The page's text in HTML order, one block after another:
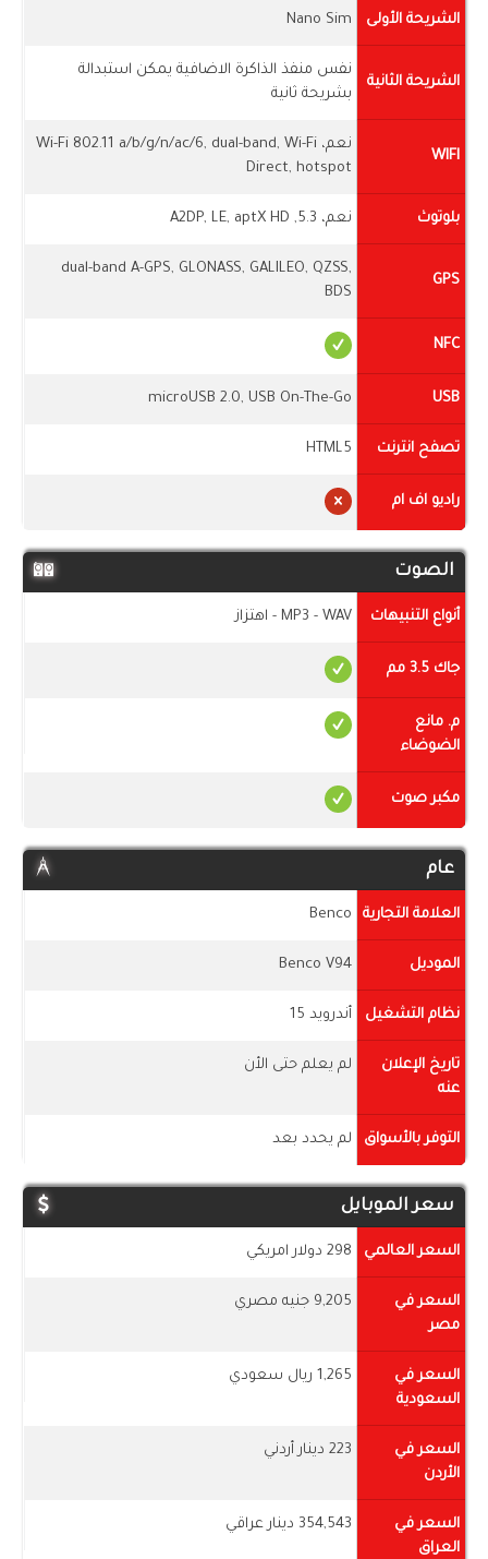
الشريحة الأولى Nano Sim
الشريحة الثانية
نفس منفذ الذاكرة الاضافية يمكن استبدالة
بشريحة ثانية
WIFI
نعم، Wi-Fi 802.11 a/b/g/n/ac/6, dual-band, Wi-Fi
Direct, hotspot
بلوتوث نعم، 5.3, A2DP, LE, aptX HD
GPS
dual-band A-GPS, GLONASS, GALILEO, QZSS,
BDS
NFC
USB
microUSB 2.0, USB On-The-Go
تصفح انترنت HTML5
راديو اف ام
الصوت
أنواع التنبيهات MP3 - WAV - اهتزاز
جاك 3.5 مم
م. مانع
الضوضاء
مكبر صوت
عام
العلامة التجارية Benco
الموديل Benco V94
نظام التشغيل أندرويد 15
تاريخ الإعلان
عنه
لم يعلم حتى الأن
التوفر بالأسواق لم يحدد بعد
سعر الموبايل
السعر العالمي 298 دولار امريكي
السعر في
مصر
9,205 جنيه مصري
السعر في
السعودية
1,265 ريال سعودي
السعر في
الأردن
223 دينار أردني
السعر في
العراق
354,543 دينار عراقي